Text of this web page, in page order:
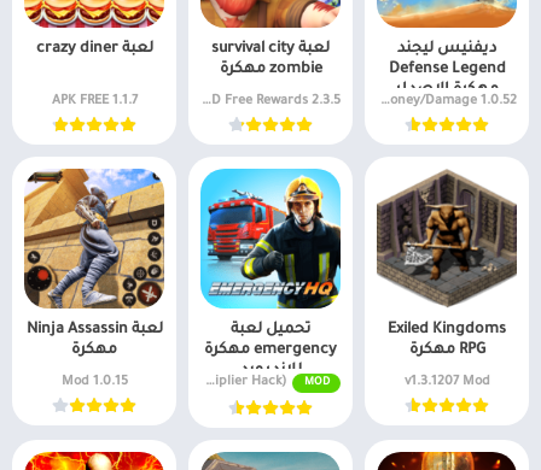
ديفنيس ليجند
Defense Legend
مهكرة الاصدار
الرابع
1.0.52 Unlimited Money/Damage
لعبة survival city
zombie مهكرة
2.3.5 APK MOD Free Rewards
لعبة crazy diner
1.1.7 APK FREE
Exiled Kingdoms
RPG مهكرة
v1.3.1207 Mod
تحميل لعبة
emergency مهكرة
للاندرويد
MOD
MOD APK v1.9.05 (Unlimited Money/Speed Multiplier Hack)
لعبة Ninja Assassin
مهكرة
1.0.15 Mod